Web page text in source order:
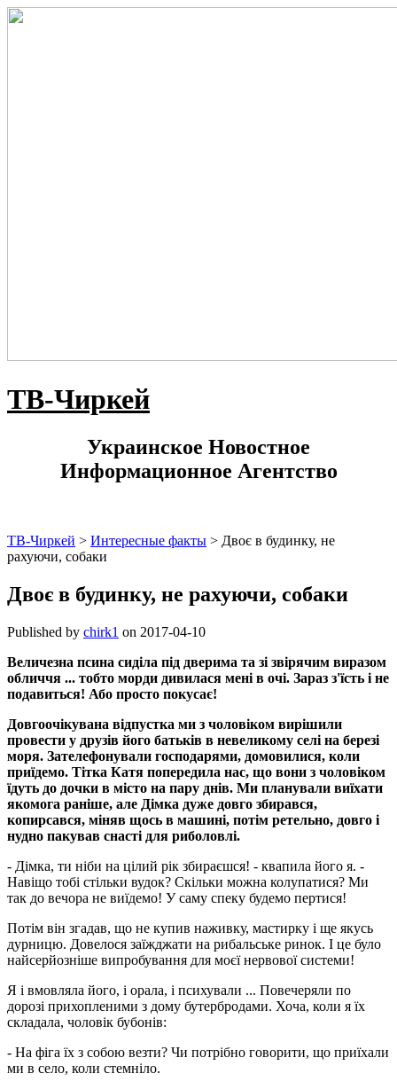
ТВ-Чиркей
Украинское Новостное
Информационное Агентство
ТВ-Чиркей > Интересные факты > Двоє в будинку, не
рахуючи, собаки
Двоє в будинку, не рахуючи, собаки
Published by chirk1 on 2017-04-10
Величезна псина сиділа під дверима та зі звірячим виразом
обличчя ... тобто морди дивилася мені в очі. Зараз з'їсть і не
подавиться! Або просто покусає!
Довгоочікувана відпустка ми з чоловіком вирішили
провести у друзів його батьків в невеликому селі на березі
моря. Зателефонували господарями, домовилися, коли
приїдемо. Тітка Катя попередила нас, що вони з чоловіком
їдуть до дочки в місто на пару днів. Ми планували виїхати
якомога раніше, але Дімка дуже довго збирався,
копирсався, міняв щось в машині, потім ретельно, довго і
нудно пакував снасті для риболовлі.
- Дімка, ти ніби на цілий рік збираєшся! - квапила його я. -
Навіщо тобі стільки вудок? Скільки можна колупатися? Ми
так до вечора не виїдемо! У саму спеку будемо пертися!
Потім він згадав, що не купив наживку, мастирку і ще якусь
дурницю. Довелося заїжджати на рибальське ринок. І це було
найсерйозніше випробування для моєї нервової системи!
Я і вмовляла його, і орала, і психували ... Повечеряли по
дорозі прихопленими з дому бутербродами. Хоча, коли я їх
складала, чоловік бубонів:
- На фіга їх з собою везти? Чи потрібно говорити, що приїхали
ми в село, коли стемніло.